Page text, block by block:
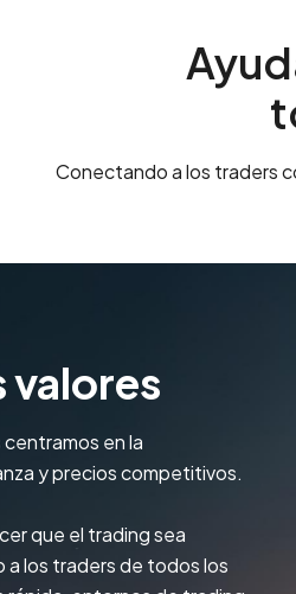
Conectando a los traders
valores
centramos en la
y precios competitivos.
que el trading sea
los traders de todos los